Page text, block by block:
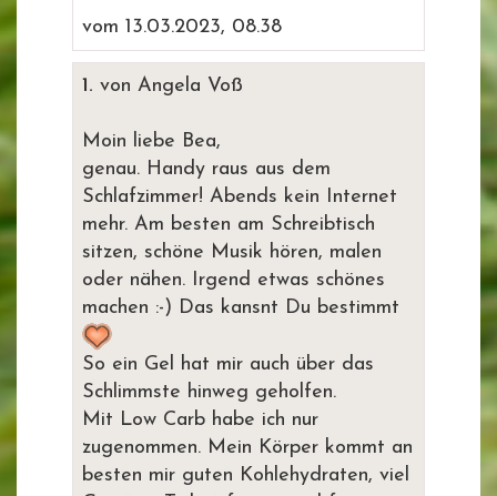
vom 13.03.2023, 08.38
1. von Angela Voß
Moin liebe Bea,
genau. Handy raus aus dem
Schlafzimmer! Abends kein Internet
mehr. Am besten am Schreibtisch
sitzen, schöne Musik hören, malen
oder nähen. Irgend etwas schönes
machen :-) Das kansnt Du bestimmt
So ein Gel hat mir auch über das
Schlimmste hinweg geholfen.
Mit Low Carb habe ich nur
zugenommen. Mein Körper kommt an
besten mir guten Kohlehydraten, viel